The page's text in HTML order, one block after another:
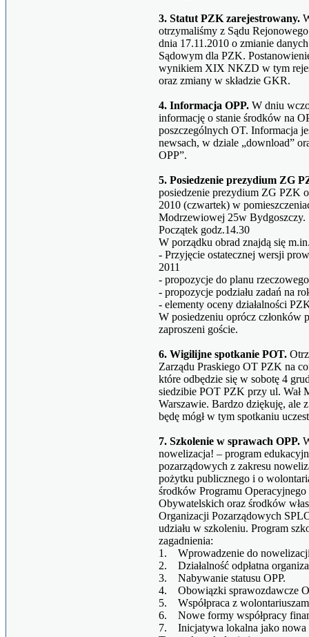
3. Statut PZK zarejestrowany.
otrzymaliśmy z Sądu
dnia 17.11.2010 o zmianie
Sądowym dla PZK.
wynikiem XIX NKZD w tym
oraz zmiany w składzie GKR.
4. Informacja OPP. W dniu
informację o stanie środków na
poszczególnych OT. Informacja
newsach, w dziale „download”
OPP”.
5. Posiedzenie prezydium ZG
posiedzenie prezydium ZG PZK
2010 (czwartek) w
Modrzewiowej 25w Bydgoszczy.
Początek godz.14.30
W porządku obrad znajdą się
- Przyjęcie ostatecznej wersji
2011
- propozycje do planu
- propozycje podziału zadań na
- elementy oceny działalności
W posiedzeniu oprócz członków
zaproszeni goście.
6. Wigilijne spotkanie POT.
Zarządu Praskiego OT PZK na
które odbędzie się w sobotę 4
siedzibie POT PZK przy ul. Wał
Warszawie. Bardzo dziękuję, ale
będę mógł w tym spotkaniu
7. Szkolenie w sprawach OPP.
nowelizacja! – program
pozarządowych z zakresu
pożytku publicznego i o
środków Programu
Obywatelskich oraz środków
Organizacji Pozarządowych
udziału w szkoleniu. Program
zagadnienia:
1. Wprowadzenie do
2. Działalność odpłatna
3. Nabywanie statusu OPP.
4. Obowiązki sprawozdawcze
5. Współpraca z
6. Nowe formy współpracy
7. Inicjatywa lokalna jako nowa